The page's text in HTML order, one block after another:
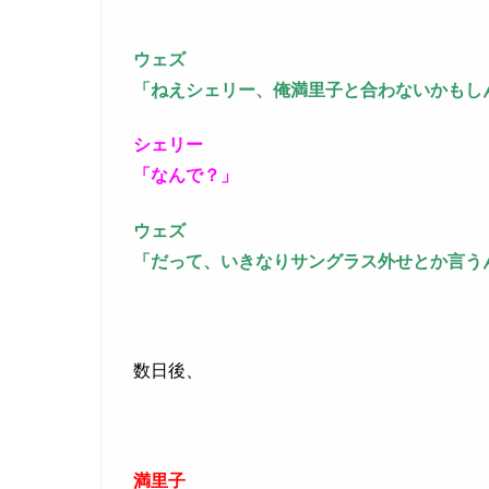
ウェズ
「ねえシェリー、俺満里子と合わないかもし
シェリー
「なんで？」
ウェズ
「だって、いきなりサングラス外せとか言う
数日後、
満里子